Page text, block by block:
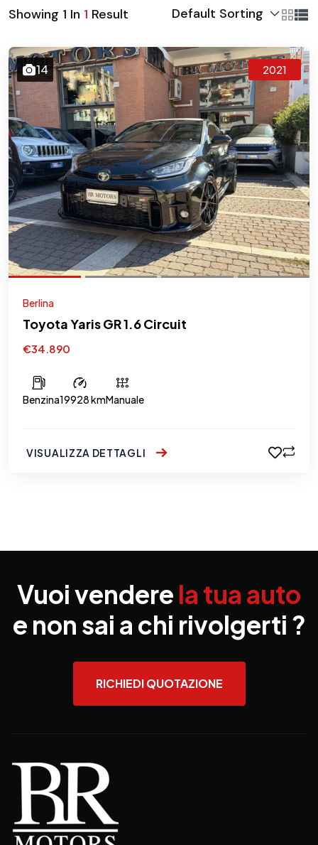
Showing 1 In 1 Result Default Sorting
14 2021
Berlina
Toyota Yaris GR 1.6 Circuit
€34.890
Benzina19928 kmManuale
VISUALIZZA DETTAGLI
Vuoi vendere la tua auto
e non sai a chi rivolgerti ?
RICHIEDI QUOTAZIONE